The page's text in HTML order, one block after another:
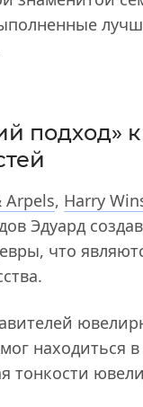
подход»
Arpels, Harry
Эдуард
что
находиться
тонкости